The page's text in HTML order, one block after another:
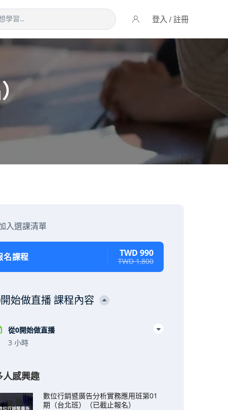
登入 / 註冊
入選課清單
名課程 TWD 990
TWD 1,800
始做直播 課程內容
從0開始做直播
3 小時
人感興趣
數位行銷暨廣告分析實務應用班第01
期（台北班）（已截止報名）